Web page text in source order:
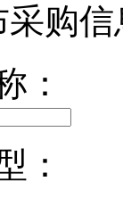
第二代 AION V核心
乐道L60核心零部件配
购信
：
：